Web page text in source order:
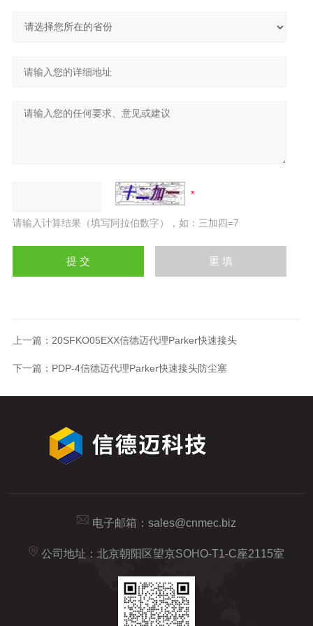
请输入计算结果（填写阿拉伯数字），如：三加四=7
上一篇： 20SFKO05EXX信德迈代理Parker快速接头
下一篇： PDP-4信德迈代理Parker快速接头防尘塞
电子邮箱： sales@cnmec.biz
公司地址：北京朝阳区望京SOHO-T1-C座2115室